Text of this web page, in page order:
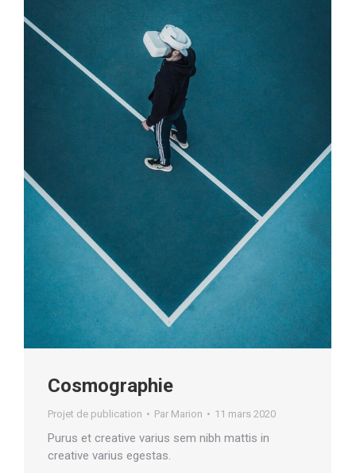
Cosmographie
Projet de publication Par Marion 11 mars 2020
Purus et creative varius sem nibh mattis in
creative varius egestas.